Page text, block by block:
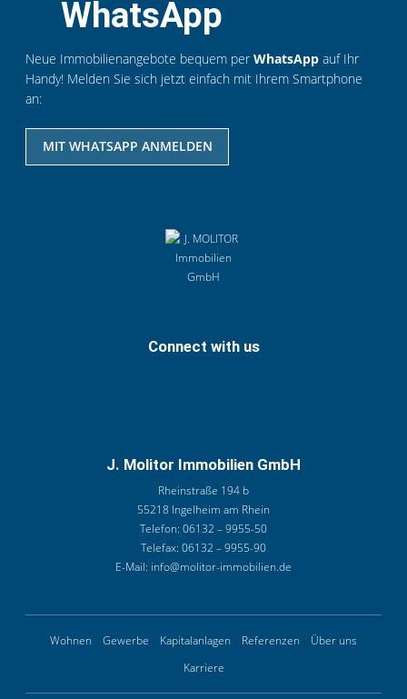
WhatsApp
Neue Immobilienangebote bequem per WhatsApp auf Ihr
Handy! Melden Sie sich jetzt einfach mit Ihrem Smartphone
an:
MIT WHATSAPP ANMELDEN
Connect with us
J. Molitor Immobilien GmbH
Rheinstraße 194 b
55218 Ingelheim am Rhein
Telefon: 06132 – 9955-50
Telefax: 06132 – 9955-90
E-Mail: info@molitor-immobilien.de
Wohnen Gewerbe Kapitalanlagen Referenzen
Über uns
Karriere